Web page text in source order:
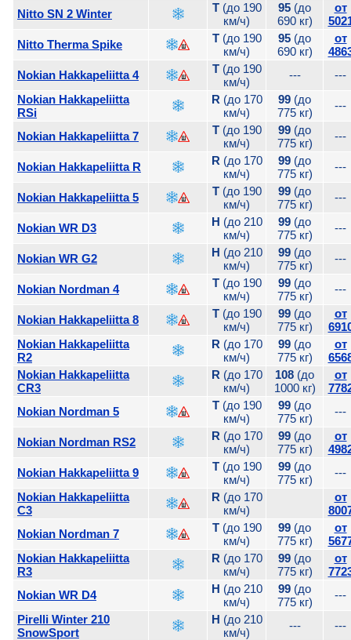
Nitto SN 2 Winter T(до 190
км/ч)
95 (до
690 кг)
от
Nitto Therma Spike
T(до 190
км/ч)
95 (до
690 кг)
от
Nokian Hakkapeliitta 4
T(до 190
км/ч)
---
---
Nokian Hakkapeliitta
RSi
R (до 170
км/ч)
99 (до
775 кг)
---
Nokian Hakkapeliitta 7 T(до 190
км/ч)
99 (до
775 кг)
---
Nokian Hakkapeliitta R R (до 170
км/ч)
99 (до
775 кг)
---
Nokian Hakkapeliitta 5 T(до 190
км/ч)
99 (до
775 кг)
---
Nokian WR D3 H (до 210
км/ч)
99 (до
775 кг)
---
Nokian WR G2 H (до 210
км/ч)
99 (до
775 кг)
---
Nokian Nordman 4 T(до 190
км/ч)
99 (до
775 кг)
---
Nokian Hakkapeliitta 8 T(до 190
км/ч)
99 (до
775 кг)
от
Nokian Hakkapeliitta
R2
R (до 170
км/ч)
99 (до
775 кг)
от
Nokian Hakkapeliitta
CR3
R (до 170
км/ч)
108 (до
1000 кг)
от
Nokian Nordman 5
T(до 190
км/ч)
99 (до
775 кг)
---
Nokian Nordman RS2 R (до 170
км/ч)
99 (до
775 кг)
от
Nokian Hakkapeliitta 9
T(до 190
км/ч)
99 (до
775 кг)
---
Nokian Hakkapeliitta
C3
R (до 170
км/ч)
от
Nokian Nordman 7
T(до 190
км/ч)
99 (до
775 кг)
от
Nokian Hakkapeliitta
R3
R (до 170
км/ч)
99 (до
775 кг)
от
Nokian WR D4
H (до 210
км/ч)
99 (до
775 кг)
---
Pirelli Winter 210
SnowSport
H (до 210
км/ч)
--- ---